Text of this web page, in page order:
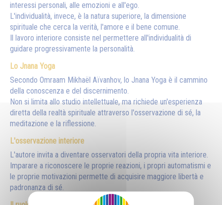
interessi personali, alle emozioni e all'ego.
L'individualità, invece, è la natura superiore, la dimensione
spirituale che cerca la verità, l'amore e il bene comune.
Il lavoro interiore consiste nel permettere all'individualità di
guidare progressivamente la personalità.
Lo Jnana Yoga
Secondo Omraam Mikhaël Aïvanhov, lo Jnana Yoga è il cammino
della conoscenza e del discernimento.
Non si limita allo studio intellettuale, ma richiede un'esperienza
diretta della realtà spirituale attraverso l'osservazione di sé, la
meditazione e la riflessione.
L'osservazione interiore
L'autore invita a diventare osservatori della propria vita interiore.
Imparare a riconoscere le proprie reazioni, i propri automatismi e
le proprie motivazioni permette di acquisire maggiore libertà e
padronanza di sé.